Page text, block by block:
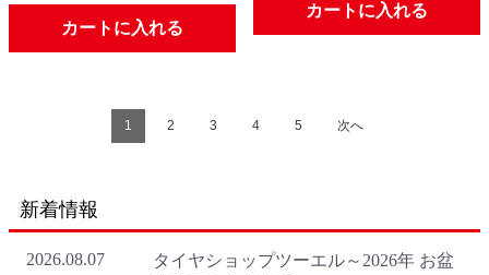
カートに入れる
カートに入れる
1 2 3 4 5 次へ
新着情報